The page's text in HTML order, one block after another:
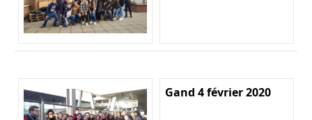
Gand 4 février 2020